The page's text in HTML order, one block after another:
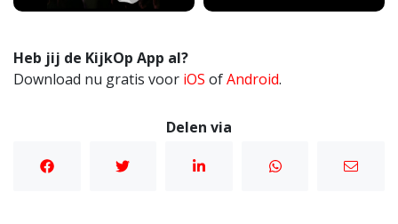
Heb jij de KijkOp App al?
Download nu gratis voor iOS ofAndroid.
Delen via